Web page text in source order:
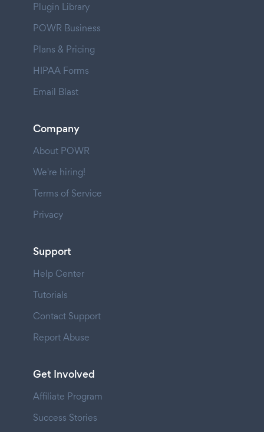
Plugin Library
POWR Business
Plans & Pricing
HIPAA Forms
Email Blast
Company
About POWR
We're hiring!
Terms of Service
Privacy
Support
Help Center
Tutorials
Contact Support
Report Abuse
Get Involved
Affiliate Program
Success Stories